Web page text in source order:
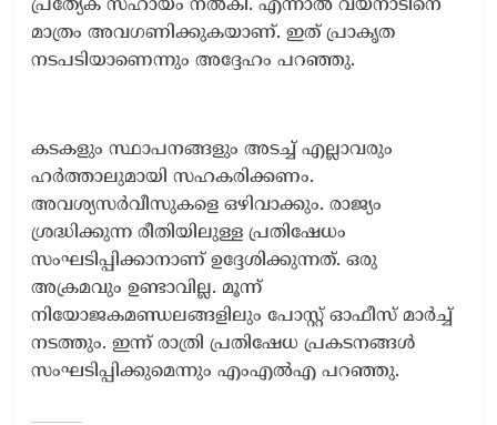
പ്രത്യേക സഹായം നൽകി. എന്നാൽ വയനാടിനെ
മാത്രം അവഗണിക്കുകയാണ്. ഇത് പ്രാകൃത
നടപടിയാണെന്നും അദ്ദേഹം പറഞ്ഞു.
കടകളും സ്ഥാപനങ്ങളും അടച്ച് എല്ലാവരും
ഹർത്താലുമായി സഹകരിക്കണം.
അവശ്യസർവീസുകളെ ഒഴിവാക്കും. രാജ്യം
ശ്രദ്ധിക്കുന്ന രീതിയിലുള്ള പ്രതിഷേധം
സംഘടിപ്പിക്കാനാണ് ഉദ്ദേശിക്കുന്നത്. ഒരു
അക്രമവും ഉണ്ടാവില്ല. മൂന്ന്
നിയോജകമണ്ഡലങ്ങളിലും പോസ്റ്റ് ഓഫീസ് മാർച്ച്
നടത്തും. ഇന്ന് രാത്രി പ്രതിഷേധ പ്രകടനങ്ങൾ
സംഘടിപ്പിക്കുമെന്നും എംഎൽഎ പറഞ്ഞു.